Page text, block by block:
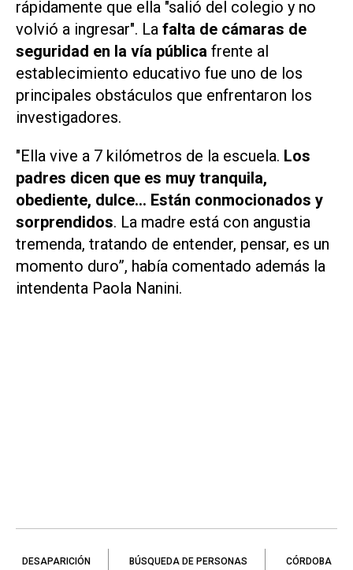
rápidamente que ella "salió del colegio y no
volvió a ingresar". La falta de cámaras de
seguridad en la vía pública frente al
establecimiento educativo fue uno de los
principales obstáculos que enfrentaron los
investigadores.
"Ella vive a 7 kilómetros de la escuela. Los
padres dicen que es muy tranquila,
obediente, dulce... Están conmocionados y
sorprendidos. La madre está con angustia
tremenda, tratando de entender, pensar, es un
momento duro”, había comentado además la
intendenta Paola Nanini.
DESAPARICIÓN BÚSQUEDA DE PERSONAS CÓRDOBA